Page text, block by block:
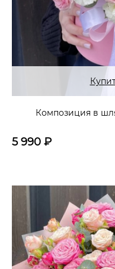
Композиция в
5 990 ₽